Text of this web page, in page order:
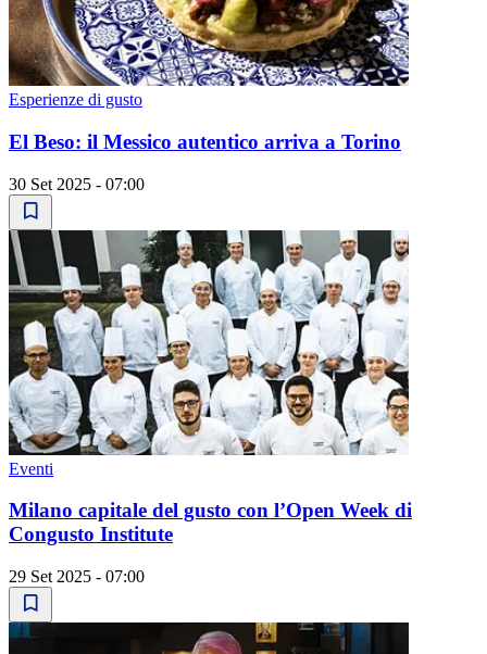
Esperienze di gusto
El Beso: il Messico autentico arriva a Torino
30 Set 2025 - 07:00
Eventi
Milano capitale del gusto con l’Open Week di
Congusto Institute
29 Set 2025 - 07:00